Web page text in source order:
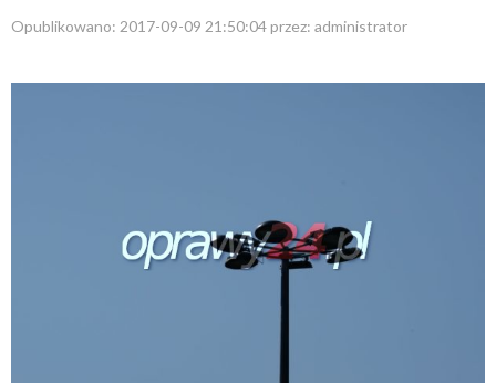
Opublikowano: 2017-09-09 21:50:04przez: administrator